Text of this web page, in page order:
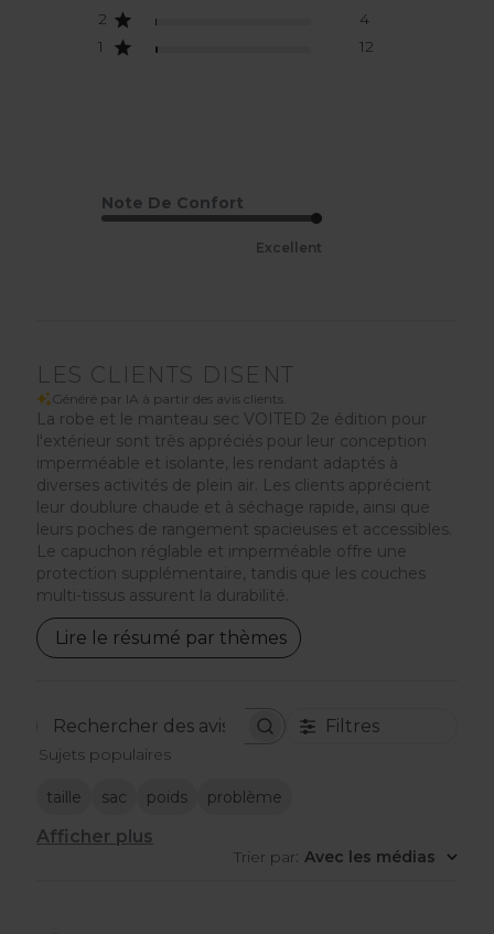
2
4
1
12
Note De Confort
Excellent
LES CLIENTS DISENT
Généré par IA à partir des avis clients.
La robe et le manteau sec VOITED 2e édition pour
l'extérieur sont très appréciés pour leur conception
imperméable et isolante, les rendant adaptés à
diverses activités de plein air. Les clients apprécient
leur doublure chaude et à séchage rapide, ainsi que
leurs poches de rangement spacieuses et accessibles.
Le capuchon réglable et imperméable offre une
protection supplémentaire, tandis que les couches
multi-tissus assurent la durabilité.
Lire le résumé par thèmes
Rechercher
des
Filtres
Sujets populaires
taille sac poids problème
Afficher plus
Trier par: Avec les médias